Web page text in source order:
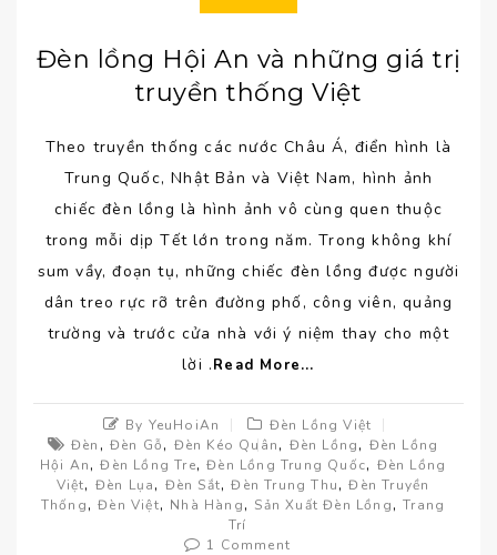
Đèn lồng Hội An và những giá trị
truyền thống Việt
Theo truyền thống các nước Châu Á, điển hình là
Trung Quốc, Nhật Bản và Việt Nam, hình ảnh
chiếc đèn lồng là hình ảnh vô cùng quen thuộc
trong mỗi dịp Tết lớn trong năm. Trong không khí
sum vầy, đoạn tụ, những chiếc đèn lồng được người
dân treo rực rỡ trên đường phố, công viên, quảng
trường và trước cửa nhà với ý niệm thay cho một
lời .Read More...
By YeuHoiAn
Đèn Lồng Việt
Đèn ,Đèn Gỗ, Đèn Kéo Quân, Đèn Lồng, Đèn Lồng
Hội An,Đèn Lồng Tre,Đèn Lồng Trung Quốc, Đèn Lồng
Việt, Đèn Lụa, Đèn Sắt,Đèn Trung Thu,Đèn Truyền
Thống,Đèn Việt, Nhà Hàng, Sản Xuất Đèn Lồng,Trang
Trí
1 Comment